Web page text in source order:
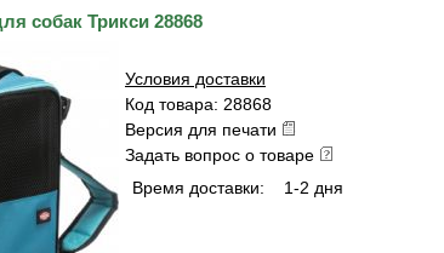
собак Трикси 28868
Условия доставки
Код товара: 28868
Версия для печати
Задать вопрос о товаре
Время доставки:
1-2 дня